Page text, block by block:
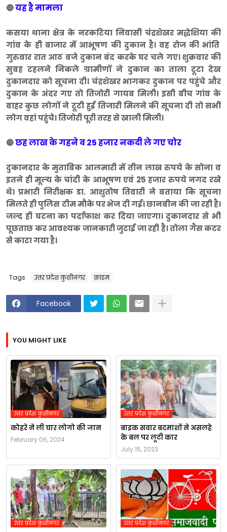
🔴यह है मामला
कसया थाना क्षेत्र के नरकटिया निवासी चंद्रशेखर मद्धेशिया की
गांव के ही बाजार में आभूषण की दुकान है। वह रोज की भांति
गुरुवार रात आठ बजे दुकान बंद करके घर चले गए। शुक्रवार की
सुबह टहलने निकले ग्रामीणों ने दुकान का ताला टूटा देख
दुकानदार को सूचना दी। चंद्रशेखर भागकर दुकान पर पहुंचे और
दुकान के अंदर गए तो तिजोरी गायब मिली। इसी बीच गांव के
बाहर कुछ लोगों ने टूटी हुई तिजारी मिलने की सूचना दी तो सभी
लोग वहां पहुंचे। तिजोरी पूरी तरह से खाली मिली।
🔴छह लाख के गहने व 25 हजार नकदी ले गए चोर
दुकानदार के मुताबिक आलमारी में तीन लाख रुपये के सोना व
इतने ही मूल्य के चांदी के आभूषण एवं 25 हजार रुपये नगद रखे
थे। प्रभारी निरीक्षक डा. आशुतोष तिवारी ने बताया कि सूचना
मिलते ही पुलिस टीम मौके पर भेज दी गई। छानबीन की जा रही है।
जल्द ही घटना का पर्दाफाश कर दिया जाएगा। दुकानदार से भी
पूछताछ कर आवश्यक जानकारी जुटाई जा रही है। तोला गैस कटर
से काटा गया है।
Tags उत्तर प्रदेश कुशीनगर क्राइम
Facebook
YOU MIGHT LIKE
उत्तर प्रदेश कुशीनगर
कोहरे ने ली चार लोगो की जान
February 06, 2024
उत्तर प्रदेश कुशीनगर
बाइक सवार बदमाशों ने असलहे
के बल पर लूटी कार
July 15, 2023
उत्तर प्रदेश कुशीनगर उत्तर प्रदेश कुशीनगर